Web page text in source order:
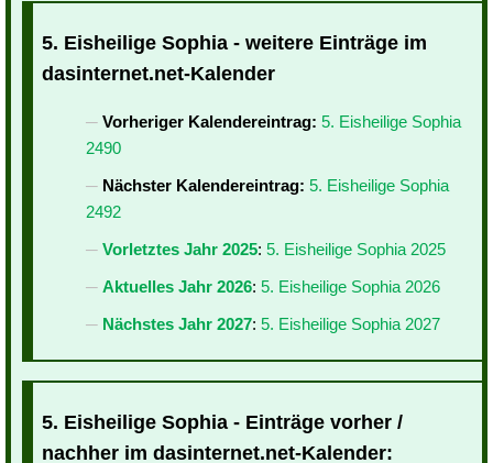
5. Eisheilige Sophia - weitere Einträge im
dasinternet.net-Kalender
Vorheriger Kalendereintrag: 5. Eisheilige Sophia
2490
Nächster Kalendereintrag: 5. Eisheilige Sophia
2492
Vorletztes Jahr 2025: 5. Eisheilige Sophia 2025
Aktuelles Jahr 2026: 5. Eisheilige Sophia 2026
Nächstes Jahr 2027: 5. Eisheilige Sophia 2027
5. Eisheilige Sophia - Einträge vorher /
nachher im dasinternet.net-Kalender: